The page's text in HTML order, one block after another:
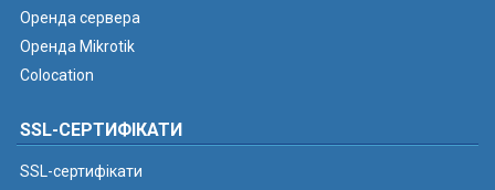
Оренда сервера
Оренда Mikrotik
Colocation
SSL-СЕРТИФІКАТИ
SSL-сертифікати